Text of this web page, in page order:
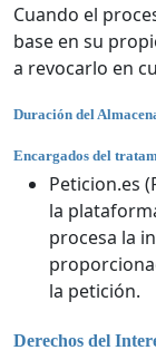
Cuando el
base en su
a revocarlo en
Duración del
Encargados del
Peticion.es
la
procesa la
la petición.
Derechos del